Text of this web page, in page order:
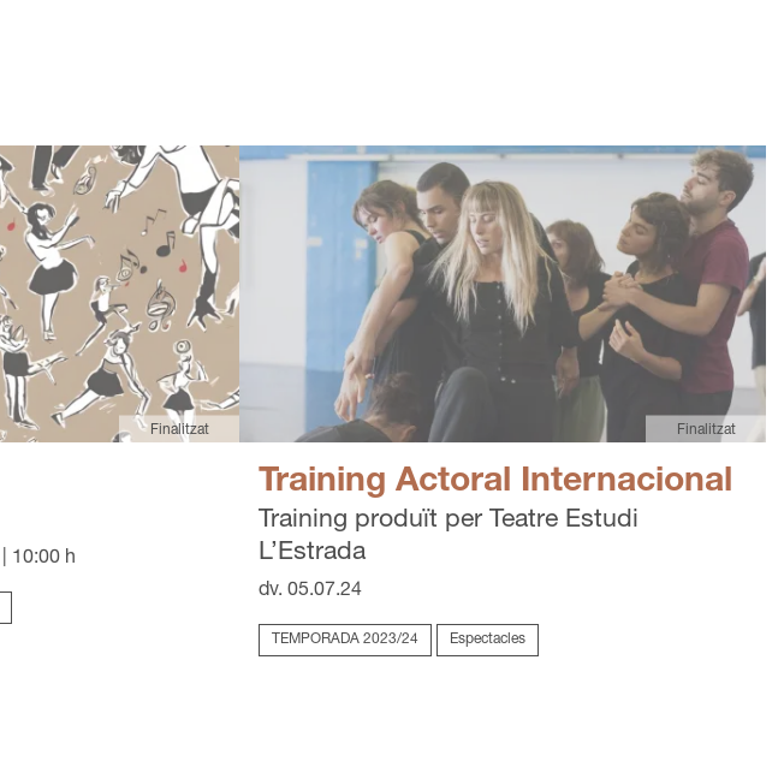
Finalitzat
10:00 h
Finalitzat
Training Actoral Internacional
Training produït per Teatre Estudi
L’Estrada
dv. 05.07.24
TEMPORADA 2023/24 Espectacles